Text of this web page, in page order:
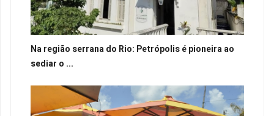
Na região serrana do Rio: Petrópolis é pioneira ao
sediar o ...